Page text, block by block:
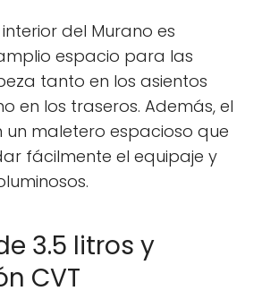
del Murano es
espacio para las
tanto en los asientos
en los traseros. Además, el
un maletero espacioso que
fácilmente el equipaje y
3.5 litros y
CVT